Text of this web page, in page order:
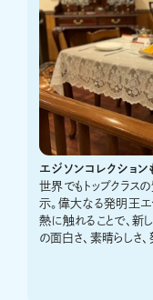
エジソンコレクション
世界でもトップクラス
示。偉大なる発明王
熱に触れることで、新
の面白さ、素晴らしさ